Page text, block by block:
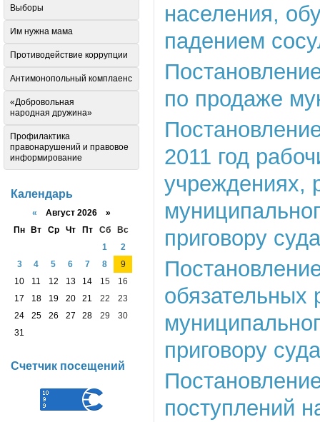
населения,
падением
по продаже
2011 год
учреждениях,
приговору
обязательных
приговору
поступлений
Выборы
Им нужна мама
Противодействие коррупции
Антимонопольный комплаенс
«Добровольная
народная дружина»
Профилактика
правонарушений и правовое
информирование
Календарь
« Август 2026 »
Пн
Вт Ср Чт Пт Сб
Вс
1
2
3
4 5 6 7 8
9
10
11 12 13 14 15
16
17
18 19 20 21 22
23
24
25 26 27 28 29
30
31
Счетчик посещений